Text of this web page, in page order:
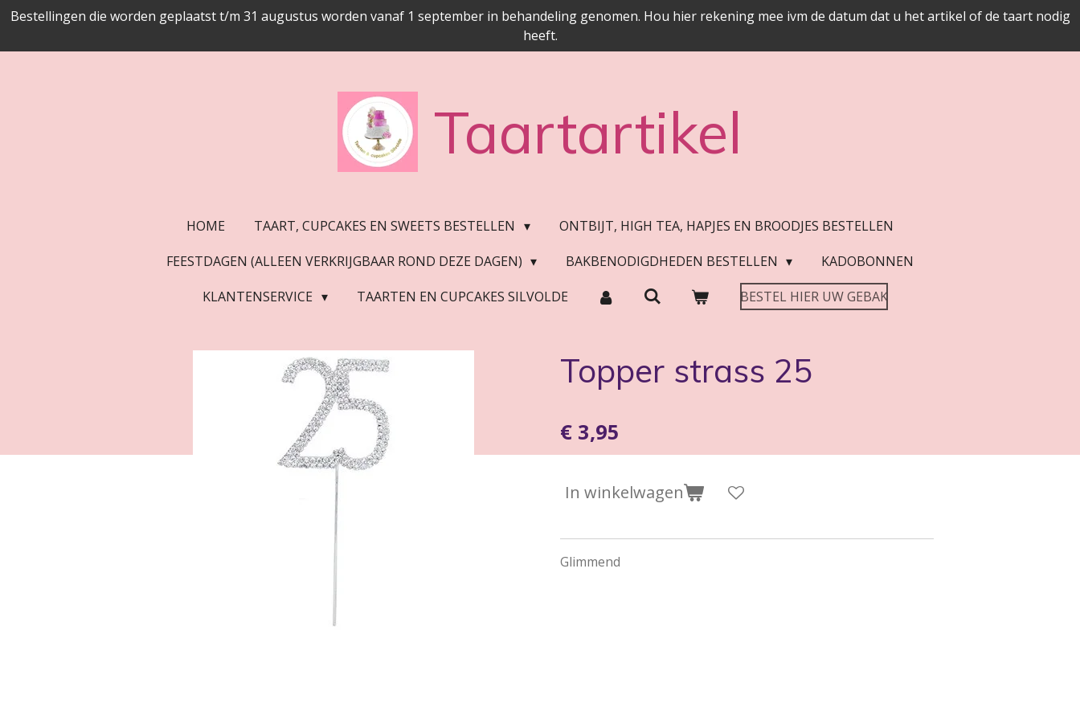
Ga
naar
Bestellingen die worden geplaatst t/m 31 augustus worden vanaf 1 september in behandeling genomen. Hou hier rekening mee ivm de datum dat u het artikel of de taart nodig
heeft.
Taartartikel
HOME TAART, CUPCAKES EN SWEETS BESTELLEN
ONTBIJT, HIGH TEA, HAPJES EN BROODJES BESTELLEN
FEESTDAGEN (ALLEEN VERKRIJGBAAR ROND DEZE DAGEN)
BAKBENODIGDHEDEN BESTELLEN
KADOBONNEN
KLANTENSERVICE
TAARTEN EN CUPCAKES SILVOLDE BESTEL HIER UW GEBAK
Topper strass 25
€ 3,95
In winkelwagen
Glimmend